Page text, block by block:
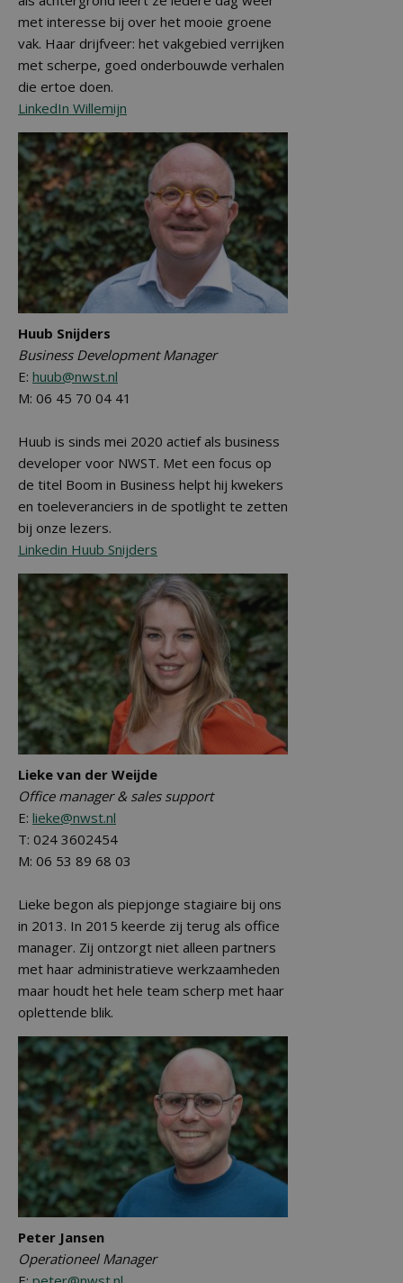
met interesse bij over het mooie groene
vak. Haar drijfveer: het vakgebied verrijken
met scherpe, goed onderbouwde verhalen
die ertoe doen.
LinkedIn Willemijn
Huub Snijders
Business Development Manager
E: huub@nwst.nl
M: 06 45 70 04 41
Huub is sinds mei 2020 actief als business
developer voor NWST. Met een focus op
de titel Boom in Business helpt hij kwekers
en toeleveranciers in de spotlight te zetten
bij onze lezers.
Linkedin Huub Snijders
Lieke van der Weijde
Office manager & sales support
E: lieke@nwst.nl
T: 024 3602454
M: 06 53 89 68 03
Lieke begon als piepjonge stagiaire bij ons
in 2013. In 2015 keerde zij terug als office
manager. Zij ontzorgt niet alleen partners
met haar administratieve werkzaamheden
maar houdt het hele team scherp met haar
oplettende blik.
Peter Jansen
Operationeel Manager